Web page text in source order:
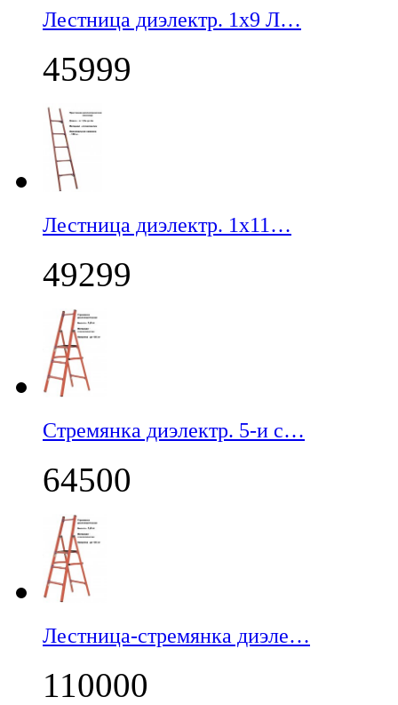
Лестница диэлектр. 1х9 Л…
45999
Лестница диэлектр. 1х11…
49299
Стремянка диэлектр. 5-и с…
64500
Лестница-стремянка диэле…
110000